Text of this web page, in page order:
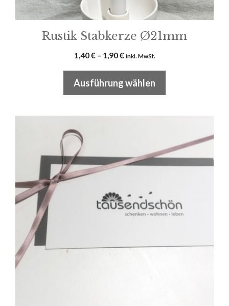
Rustik Stabkerze Ø21mm
1,40€ – 1,90€Preisspanne:
bis
inkl. MwSt.
Ausführung wählen
werden